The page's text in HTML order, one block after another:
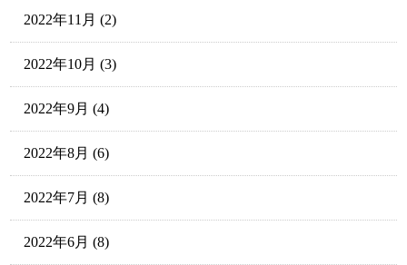
2022年11月 (2)
2022年10月 (3)
2022年9月 (4)
2022年8月 (6)
2022年7月 (8)
2022年6月 (8)